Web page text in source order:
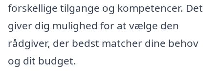
forskellige tilgange og kompetencer. Det
giver dig mulighed for at vælge den
rådgiver, der bedst matcher dine behov
og dit budget.